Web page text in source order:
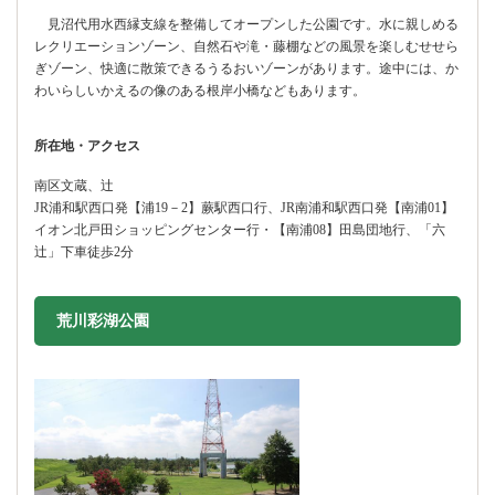
見沼代用水西縁支線を整備してオープンした公園です。水に親しめる
レクリエーションゾーン、自然石や滝・藤棚などの風景を楽しむせせら
ぎゾーン、快適に散策できるうるおいゾーンがあります。途中には、か
わいらしいかえるの像のある根岸小橋などもあります。
所在地・アクセス
南区文蔵、辻
JR浦和駅西口発【浦19－2】蕨駅西口行、JR南浦和駅西口発【南浦01】
イオン北戸田ショッピングセンター行・【南浦08】田島団地行、「六
辻」下車徒歩2分
荒川彩湖公園